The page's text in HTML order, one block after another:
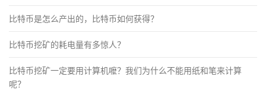
比特币是怎么产出的，比特币如何获得？
比特币挖矿的耗电量有多惊人？
比特币挖矿一定要用计算机嚒？我们为什么不能用纸和笔来计算
呢？